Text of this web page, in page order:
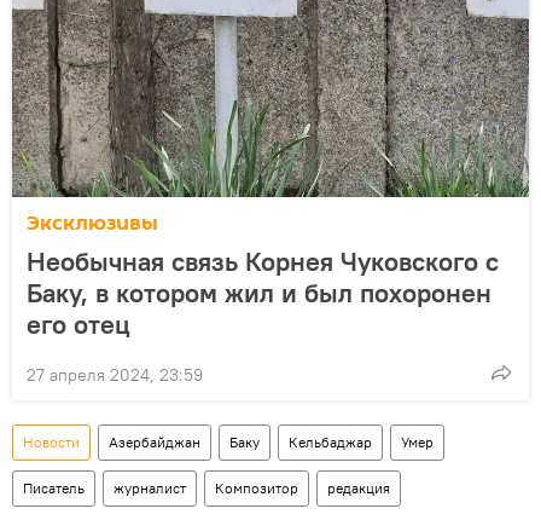
Эксклюзивы
Необычная связь Корнея Чуковского с
Баку, в котором жил и был похоронен
его отец
27 апреля 2024, 23:59
Новости Азербайджан Баку Кельбаджар Умер
Писатель журналист Композитор редакция